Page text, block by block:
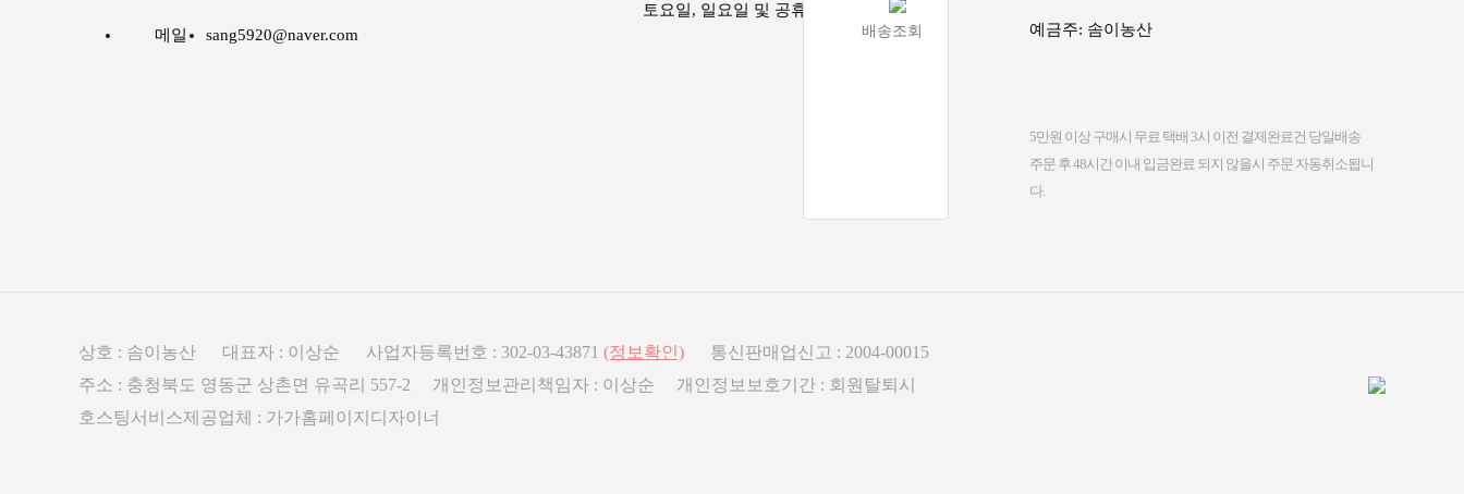
메일 sang5920@naver.com
토요일, 일요일 및 공휴일은 휴무
배송조회 예금주: 솜이농산
5만원 이상 구매시 무료 택배 3시 이전 결제완료건 당일배송
주문 후 48시간 이내 입금완료 되지 않을시 주문 자동취소됩니
다.
상호 : 솜이농산 대표자 : 이상순 사업자등록번호 : 302-03-43871 (정보확인) 통신판매업신고 : 2004-00015
주소 : 충청북도 영동군 상촌면 유곡리 557-2 개인정보관리책임자 : 이상순 개인정보보호기간 : 회원탈퇴시
호스팅서비스제공업체 : 가가홈페이지디자이너